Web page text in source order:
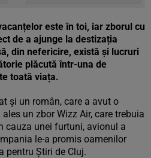
este în toi, iar zborul cu
de a ajunge la destizația
din nefericire, există și lucruri
plăcută într-una de
toată viața.
și un român, care a avut o
un zbor Wizz Air, care trebuia
cauza unei furtuni, avionul a
le-a promis oamenilor
pentru Știri de Cluj.